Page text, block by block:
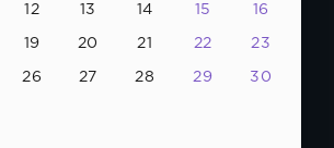
12 13 14 15 16
19 20 21 22 23
26 27 28 29 30